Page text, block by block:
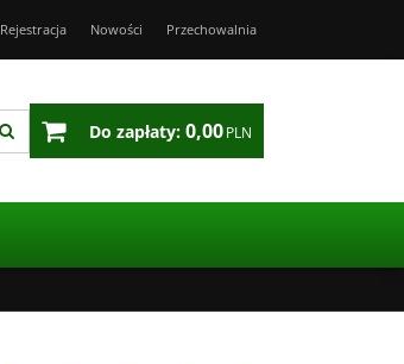
Rejestracja Nowości Przechowalnia
Do zapłaty: 0,00PLN